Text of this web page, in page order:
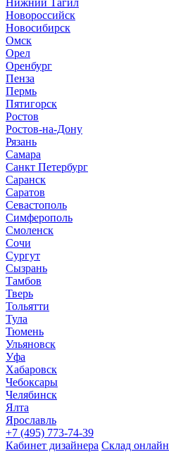
Нижний Тагил
Новороссийск
Новосибирск
Омск
Орел
Оренбург
Пенза
Пермь
Пятигорск
Ростов
Ростов-на-Дону
Рязань
Самара
Санкт Петербург
Саранск
Саратов
Севастополь
Симферополь
Смоленск
Сочи
Сургут
Сызрань
Тамбов
Тверь
Тольятти
Тула
Тюмень
Ульяновск
Уфа
Хабаровск
Чебоксары
Челябинск
Ялта
Ярославль
+7 (495) 773-74-39
Кабинет дизайнера Склад онлайн